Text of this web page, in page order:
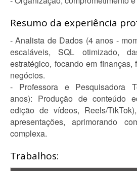
Resumo da experiência
- Analista de Dados (4 anos -
escaláveis, SQL otimizado,
estratégico, focando em
negócios.
- Professora e Pesquisadora
anos): Produção de conteúdo
edição de vídeos, Reels/
apresentações, aprimorando
complexa.
Trabalhos: